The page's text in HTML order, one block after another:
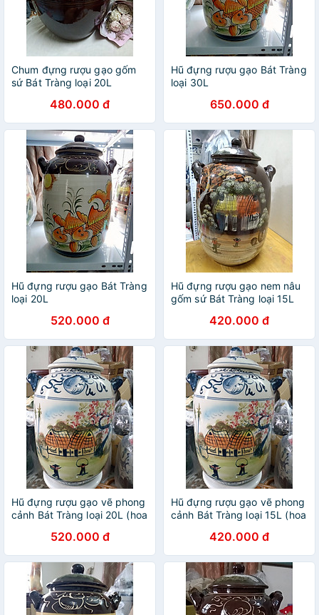
Chum đựng rượu gạo gốm
sứ Bát Tràng loại 20L
480.000 đ
Hũ đựng rượu gạo Bát Tràng
loại 30L
650.000 đ
Hũ đựng rượu gạo Bát Tràng
loại 20L
520.000 đ
Hũ đựng rượu gạo nem nâu
gốm sứ Bát Tràng loại 15L
420.000 đ
Hũ đựng rượu gạo vẽ phong
cảnh Bát Tràng loại 20L (hoa
520.000 đ
Hũ đựng rượu gạo vẽ phong
cảnh Bát Tràng loại 15L (hoa
420.000 đ